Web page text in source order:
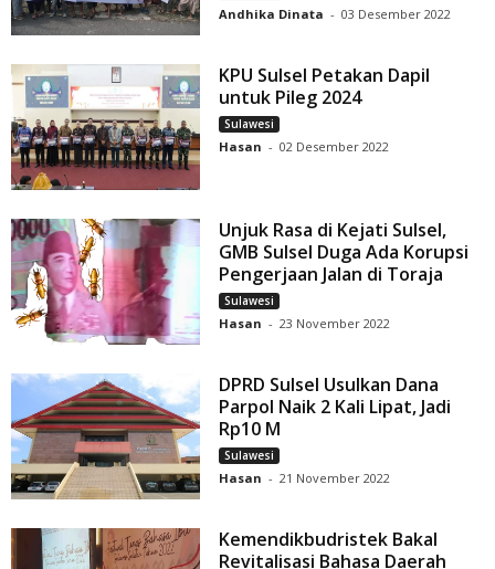
Andhika Dinata - 03 Desember 2022
KPU Sulsel Petakan Dapil
untuk Pileg 2024
Sulawesi
Hasan - 02 Desember 2022
Unjuk Rasa di Kejati Sulsel,
GMB Sulsel Duga Ada Korupsi
Pengerjaan Jalan di Toraja
Sulawesi
Hasan - 23 November 2022
DPRD Sulsel Usulkan Dana
Parpol Naik 2 Kali Lipat, Jadi
Rp10 M
Sulawesi
Hasan - 21 November 2022
Kemendikbudristek Bakal
Revitalisasi Bahasa Daerah